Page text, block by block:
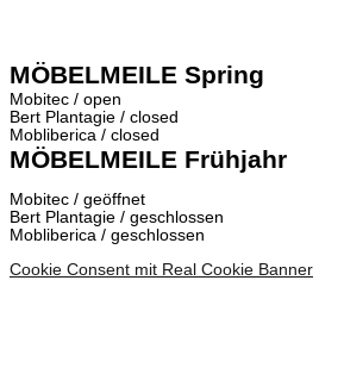
MÖBELMEILE Spring
Mobitec / open
Bert Plantagie / closed
Mobliberica / closed
MÖBELMEILE Frühjahr
Mobitec / geöffnet
Bert Plantagie / geschlossen
Mobliberica / geschlossen
Cookie Consent mit Real Cookie Banner